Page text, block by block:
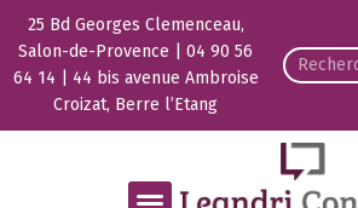
25 Bd Georges Clemenceau,
Salon-de-Provence | 04 90 56
64 14 | 44 bis avenue Ambroise
Croizat, Berre l’Etang